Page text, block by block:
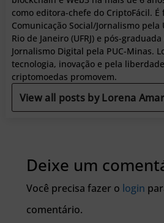
como editora-chefe do CriptoFácil. É
Comunicação Social/Jornalismo
Rio de Janeiro (UFRJ) e pós-
Jornalismo Digital pela PUC-Minas.
tecnologia, inovação e pela
criptomoedas promovem.
View all posts by Lorena
Deixe um
Você precisa fazer o login
comentário.